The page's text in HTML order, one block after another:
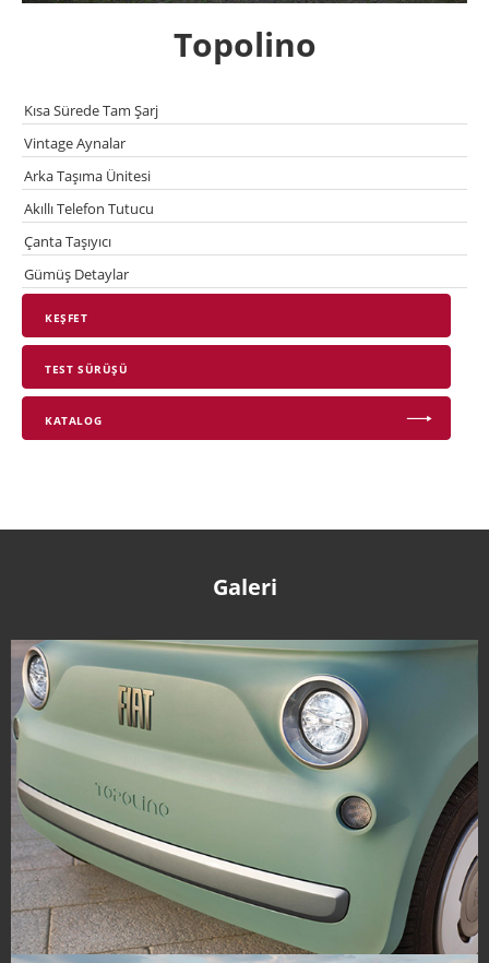
Topolino
Kısa Sürede Tam Şarj
Vintage Aynalar
Arka Taşıma Ünitesi
Akıllı Telefon Tutucu
Çanta Taşıyıcı
Gümüş Detaylar
KEŞFET
TEST SÜRÜŞÜ
KATALOG
Galeri